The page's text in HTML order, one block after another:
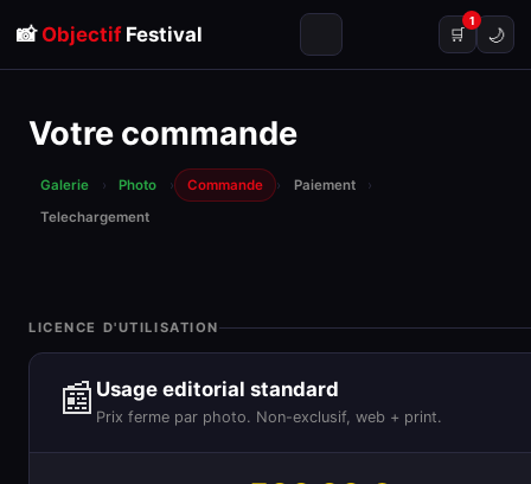
📸 ObjectifFestival 🛒
1
🌙
Votre commande
Galerie › Photo › Commande › Paiement
›
Telechargement
LICENCE D'UTILISATION
📰 Usage editorial standard
Prix ferme par photo. Non-exclusif, web + print.